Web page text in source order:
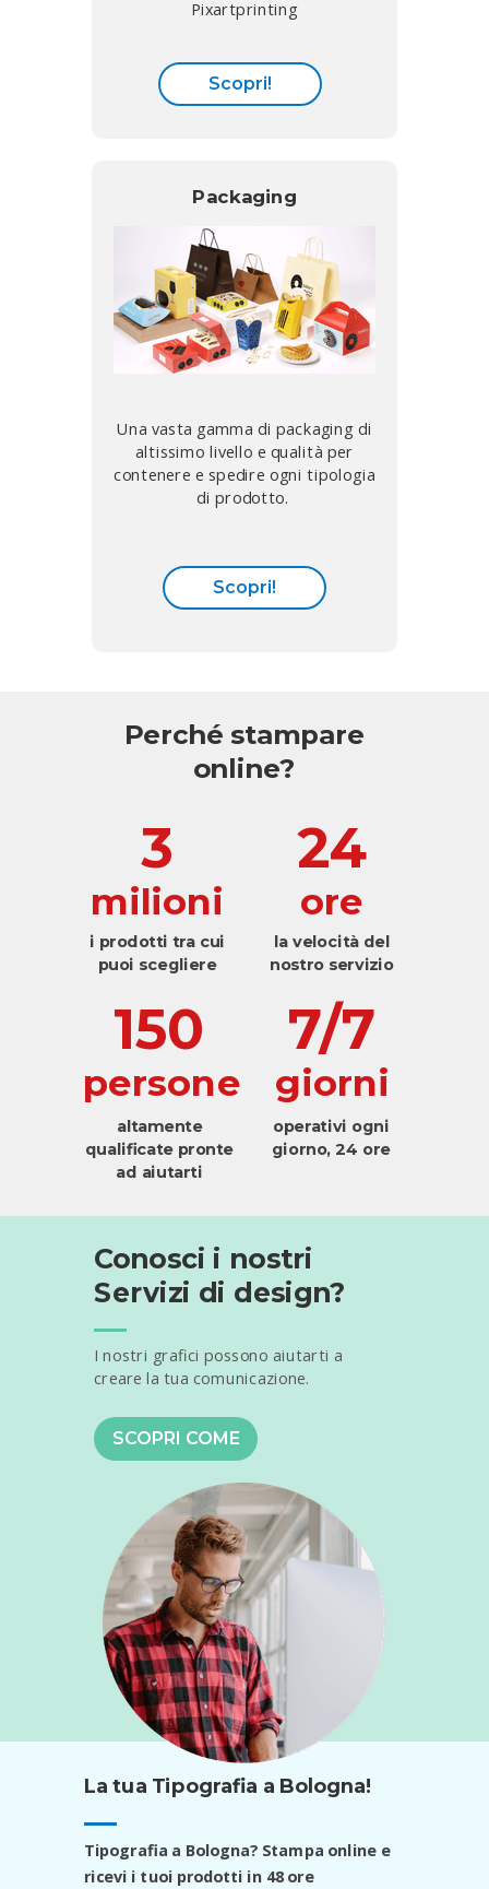
La tua Tipografia a Bologna!
Tipografia a Bologna? Stampa online e
ricevi i tuoi prodotti in 48 ore
Pixartprinting
Scopri!
Una vasta gamma di packaging di
altissimo livello e qualità per
contenere e spedire ogni tipologia
di prodotto.
Scopri!
Packaging
Perché stampare
online?
i prodotti tra cui
puoi scegliere
I nostri grafici possono aiutarti a
creare la tua comunicazione.
Conosci i nostri
Servizi di design?
SCOPRI COME
3
milioni
24
ore
150
persone
7/7
giorni
la velocità del
nostro servizio
altamente
qualificate pronte
ad aiutarti
operativi ogni
giorno, 24 ore